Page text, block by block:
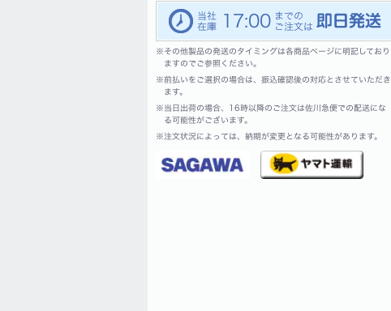
17:00
※その他製品の発送のタイミングは各商品ページに明記しており
ますのでご参照ください。
※前払いをご選択の場合は、振込確認後の対応とさせていただき
ます。
※ 当日出荷の場合、16時以降のご注文は佐川急便での配送にな
る可能性がございます。
※注文状況によっては、納期が変更となる可能性があります。